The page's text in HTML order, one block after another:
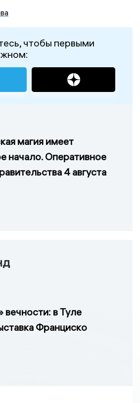
чтобы первыми
магия имеет
начало. Оперативное
4 августа
в Туле
Франциско